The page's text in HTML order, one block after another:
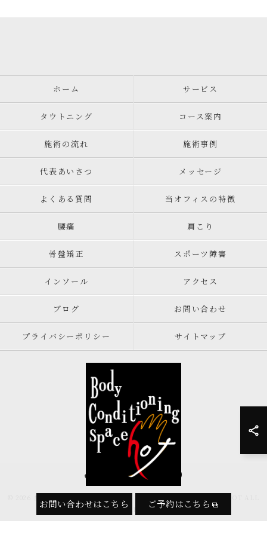
082-569-9159
お問い合わせはこちら ご予約はこちら
ホーム サービス
タウトニング コース案内
施術の流れ 施術事例
代表あいさつ メッセージ
よくある質問 当オフィスの特徴
腰痛 肩こり
骨盤矯正 スポーツ障害
インソール アクセス
ブログ お問い合わせ
プライバシーポリシー サイトマップ
RIGHTS RESERVED.